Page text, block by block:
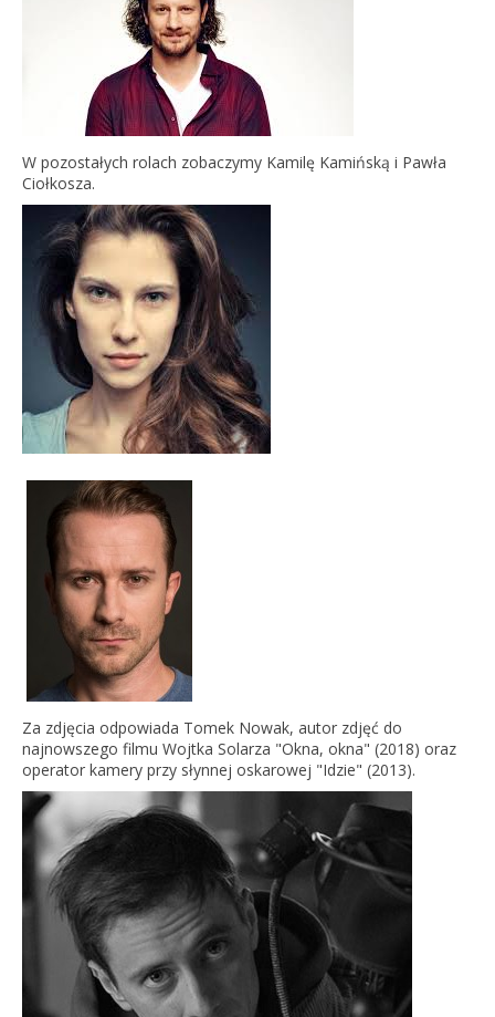
W pozostałych rolach zobaczymy Kamilę Kamińską i Pawła
Ciołkosza.
Za zdjęcia odpowiada Tomek Nowak, autor zdjęć do
najnowszego filmu Wojtka Solarza "Okna, okna" (2018) oraz
operator kamery przy słynnej oskarowej "Idzie" (2013).